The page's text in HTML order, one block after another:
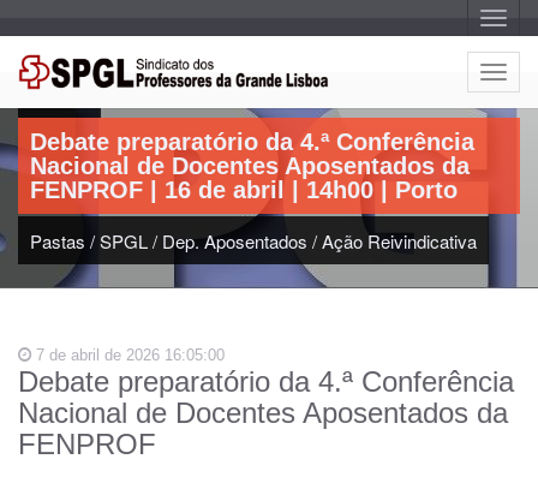
A
l
t
e
r
a
g
o
A
l
t
a
a
a
ç
Artigo:
Debate preparatório da 4.ª Conferência
Nacional de Docentes Aposentados da
FENPROF | 16 de abril | 14h00 | Porto
Pastas /SPGL/ Dep. Aposentados /Ação Reivindicativa
7 de abril de 2026 16:05:00
Debate preparatório da 4.ª Conferência
Nacional de Docentes Aposentados da
FENPROF